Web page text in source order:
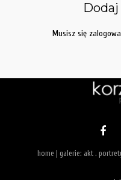
Musisz się
home | galerie: akt.